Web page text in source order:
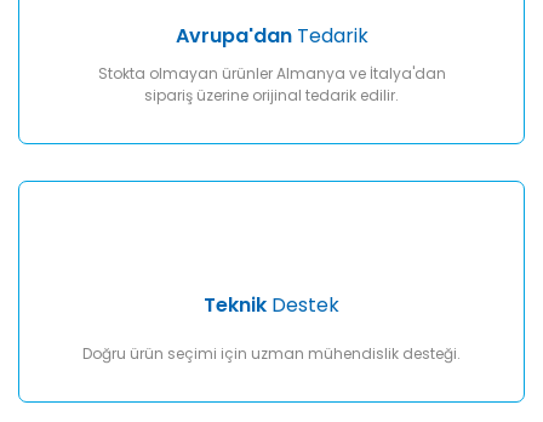
Avrupa'danTedarik
Stokta olmayan ürünler Almanya ve İtalya'dan
sipariş üzerine orijinal tedarik edilir.
Teknik Destek
Doğru ürün seçimi için uzman mühendislik desteği.